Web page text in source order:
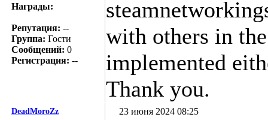
Награды:
Репутация: --
Группа: Гости
Сообщений: 0
Регистрация: --
with others in
implemented
Thank you.
DeadMoroZz 23 июня 2024 08:25